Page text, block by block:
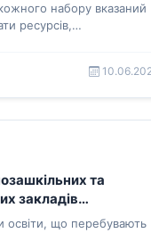
набору вказаний
ресурсів,
та
закладів
статистична
освіти, що перебувають